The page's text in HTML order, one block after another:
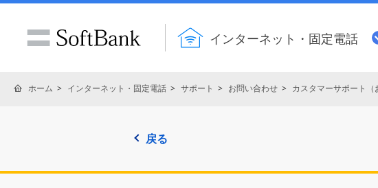
インターネット・固定電話
ホーム インターネット・固定電話 サポート お問い合わせ カスタマーサポート（
戻る